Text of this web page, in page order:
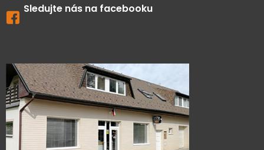
Sledujte nás na facebooku